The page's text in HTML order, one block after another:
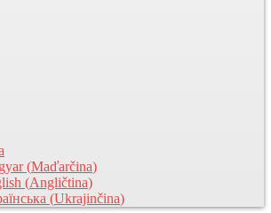
(Maďarčina)
(Angličtina)
(Ukrajinčina)